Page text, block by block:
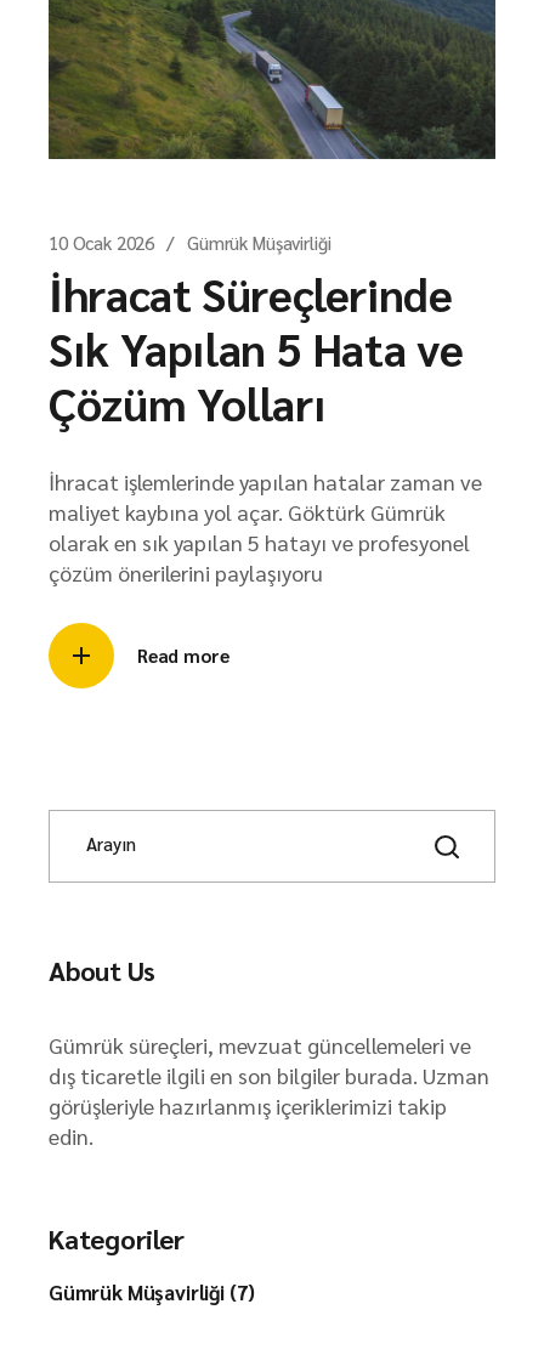
10 Ocak 2026 Gümrük Müşavirliği
İhracat Süreçlerinde
Sık Yapılan 5 Hata ve
Çözüm Yolları
İhracat işlemlerinde yapılan hatalar zaman ve
maliyet kaybına yol açar. Göktürk Gümrük
olarak en sık yapılan 5 hatayı ve profesyonel
çözüm önerilerini paylaşıyoru
Read more
S
About Us
Gümrük süreçleri, mevzuat güncellemeleri ve
dış ticaretle ilgili en son bilgiler burada. Uzman
görüşleriyle hazırlanmış içeriklerimizi takip
edin.
Kategoriler
Gümrük Müşavirliği (7)